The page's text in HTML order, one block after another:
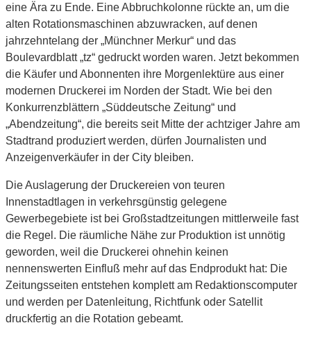
eine Ära zu Ende. Eine Abbruchkolonne rückte an, um die
alten Rotationsmaschinen abzuwracken, auf denen
jahrzehntelang der „Münchner Merkur“ und das
Boulevardblatt „tz“ gedruckt worden waren. Jetzt bekommen
die Käufer und Abonnenten ihre Morgenlektüre aus einer
modernen Druckerei im Norden der Stadt. Wie bei den
Konkurrenzblättern „Süddeutsche Zeitung“ und
„Abendzeitung“, die bereits seit Mitte der achtziger Jahre am
Stadtrand produziert werden, dürfen Journalisten und
Anzeigenverkäufer in der City bleiben.
Die Auslagerung der Druckereien von teuren
Innenstadtlagen in verkehrsgünstig gelegene
Gewerbegebiete ist bei Großstadtzeitungen mittlerweile fast
die Regel. Die räumliche Nähe zur Produktion ist unnötig
geworden, weil die Druckerei ohnehin keinen
nennenswerten Einfluß mehr auf das Endprodukt hat: Die
Zeitungsseiten entstehen komplett am Redaktionscomputer
und werden per Datenleitung, Richtfunk oder Satellit
druckfertig an die Rotation gebeamt.